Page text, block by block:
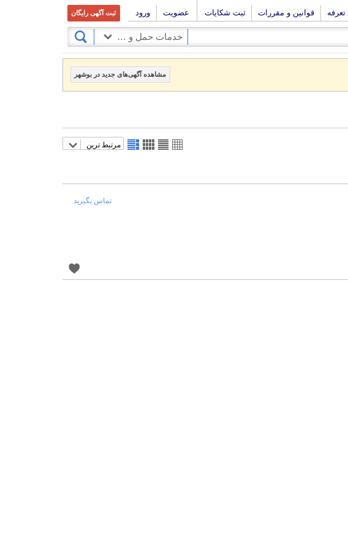
تعرفه قوانین و مقررات ثبت شکایات عضویت ورود ثبت آگهی رایگان
خدمات حمل و نقل
مشاهده آگهی‌های جدید در بوشهر
مرتبط ترین
تماس بگیرید